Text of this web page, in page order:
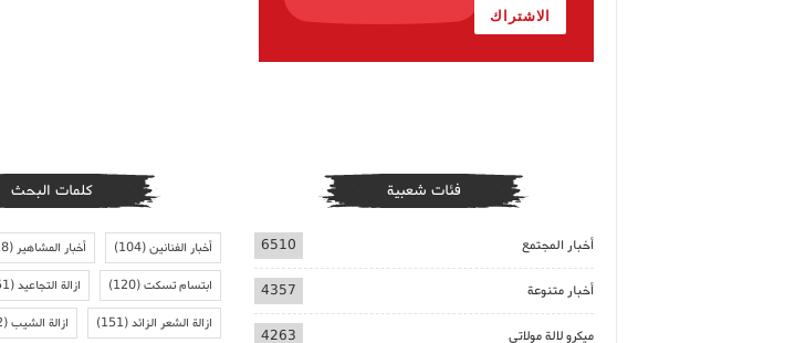
الاشتراك
فئات شعبية
أخبار المجتمع 6510
أخبار متنوعة 4357
ميكرو لالة مولاتي 4263
كلمات البحث
أخبار الفنانين(104) أخبار المشاهير(118)
ابتسام تسكت(120) ازالة التجاعيد(351)
ازالة الشعر الزائد(151) ازالة الشيب(222)